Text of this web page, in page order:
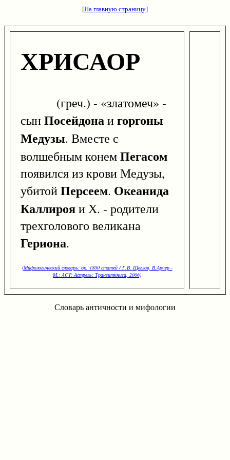
[На главную страницу]
ХРИСАОР
(греч.) - «златомеч» -
сынПосейдонаигоргоны
Медузы. Вместе с
волшебным конемПегасом
появился из крови Медузы,
убитойПерсеем. Океанида
Каллирояи Х. - родители
трехголового великана
Гериона.
(Мифологический словарь: ок. 1800 статей / Г.В. Щеглов, В.Арчер -
М.: ACT: Астрель: Транзиткнига, 2006)
Словарь античности и мифологии